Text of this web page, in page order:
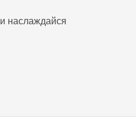
и наслаждайся